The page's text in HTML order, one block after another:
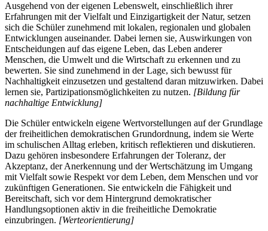
Ausgehend von der eigenen Lebenswelt, einschließlich ihrer
Erfahrungen mit der Vielfalt und Einzigartigkeit der Natur, setzen
sich die Schüler zunehmend mit lokalen, regionalen und globalen
Entwicklungen auseinander. Dabei lernen sie, Auswirkungen von
Entscheidungen auf das eigene Leben, das Leben anderer
Menschen, die Umwelt und die Wirtschaft zu erkennen und zu
bewerten. Sie sind zunehmend in der Lage, sich bewusst für
Nachhaltigkeit einzusetzen und gestaltend daran mitzuwirken. Dabei
lernen sie, Partizipationsmöglichkeiten zu nutzen. [Bildung für
nachhaltige Entwicklung]
Die Schüler entwickeln eigene Wertvorstellungen auf der Grundlage
der freiheitlichen demokratischen Grundordnung, indem sie Werte
im schulischen Alltag erleben, kritisch reflektieren und diskutieren.
Dazu gehören insbesondere Erfahrungen der Toleranz, der
Akzeptanz, der Anerkennung und der Wertschätzung im Umgang
mit Vielfalt sowie Respekt vor dem Leben, dem Menschen und vor
zukünftigen Generationen. Sie entwickeln die Fähigkeit und
Bereitschaft, sich vor dem Hintergrund demokratischer
Handlungsoptionen aktiv in die freiheitliche Demokratie
einzubringen. [Werteorientierung]